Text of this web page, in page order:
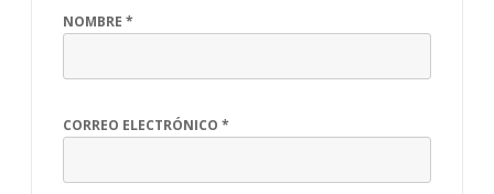
NOMBRE *
CORREO ELECTRÓNICO *